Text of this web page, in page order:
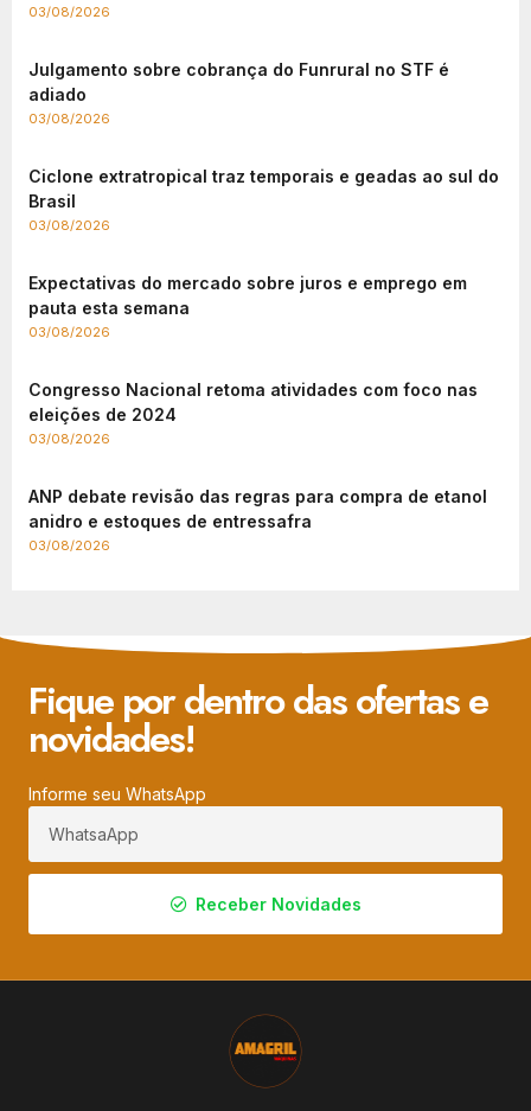
03/08/2026
Julgamento sobre cobrança do Funrural no STF é
adiado
03/08/2026
Ciclone extratropical traz temporais e geadas ao sul do
Brasil
03/08/2026
Expectativas do mercado sobre juros e emprego em
pauta esta semana
03/08/2026
Congresso Nacional retoma atividades com foco nas
eleições de 2024
03/08/2026
ANP debate revisão das regras para compra de etanol
anidro e estoques de entressafra
03/08/2026
Fique por dentro das ofertas e
novidades!
Informe seu WhatsApp
Receber Novidades